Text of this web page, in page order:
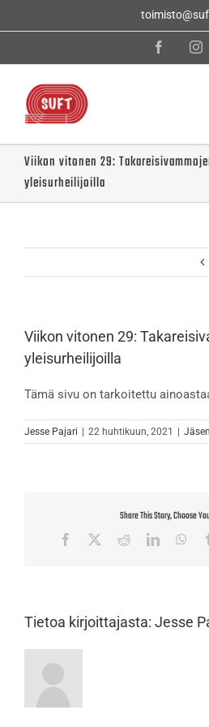
Facebook
Viikon vitonen 29:
yleisurheilijoilla
Viikon vitonen 29:
yleisurheilijoilla
Tämä sivu on tarkoitettu
Jesse Pajari | 22 huhtikuun, 2021 |
Share This Story, Choose
Facebook RedditLinkedIn
Tietoa kirjoittajasta: Jesse